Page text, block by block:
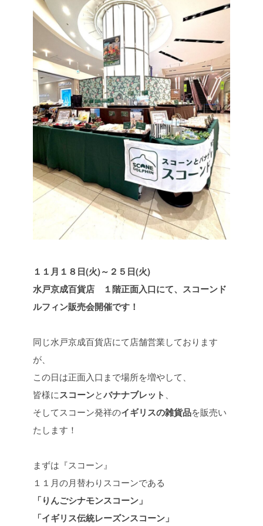
１１月１８日(火)～２５日(火)
水戸京成百貨店 １階正面入口にて、スコーンド
ルフィン販売会開催です！
同じ水戸京成百貨店にて店舗営業しております
が、
この日は正面入口まで場所を増やして、
皆様にスコーンとバナナブレット
そしてスコーン発祥のイギリスの雑貨品を販売い
たします！
まずは『スコーン』
１１月の月替わりスコーンである
「りんごシナモンスコーン」
「イギリス伝統レーズンスコーン」